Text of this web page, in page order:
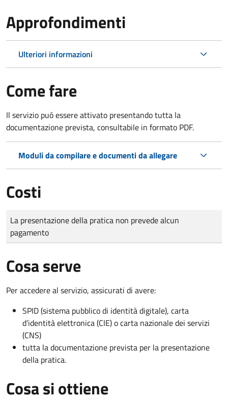
Approfondimenti
Ulteriori informazioni
Come fare
Il servizio può essere attivato presentando tutta la
documentazione prevista, consultabile in formato PDF.
Moduli da compilare e documenti da allegare
Costi
Tipo di pagamento
Importo
La presentazione della pratica non prevede alcun
pagamento
Cosa serve
Per accedere al servizio, assicurati di avere:
SPID (sistema pubblico di identità digitale), carta
d’identità elettronica (CIE) o carta nazionale dei servizi
(CNS)
tutta la documentazione prevista per la presentazione
della pratica.
Cosa si ottiene